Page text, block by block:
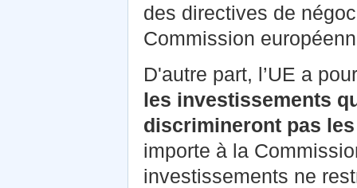
des directives de
Commission
D'autre part, l’UE a
les investissements
discrimineront pas
importe à la
investissements ne